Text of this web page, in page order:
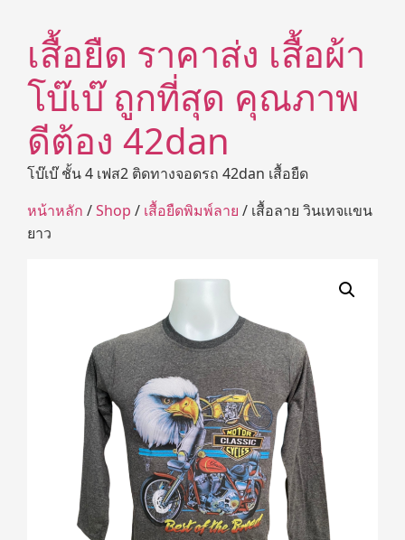
เสื้อยืด ราคาส่ง เสื้อผ้า
โบ๊เบ๊ ถูกที่สุด คุณภาพ
ดีต้อง 42dan
โบ๊เบ๊ ชั้น 4 เฟส2 ติดทางจอดรถ 42dan เสื้อยืด
หน้าหลัก /Shop / เสื้อยืดพิมพ์ลาย / เสื้อลาย วินเทจเเขน
ยาว